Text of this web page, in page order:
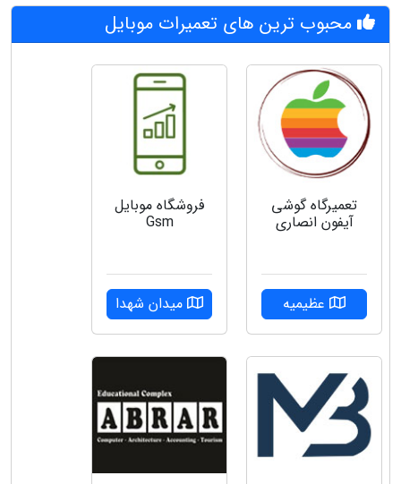
محبوب ترین های تعمیرات موبایل
تعمیرگاه گوشی
آیفون انصاری
عظیمیه
فروشگاه موبایل
Gsm
میدان شهدا